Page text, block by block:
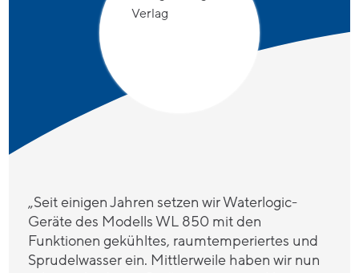
„Seit einigen Jahren setzen wir Waterlogic-
Geräte des Modells WL 850 mit den
Funktionen gekühltes, raumtemperiertes und
Sprudelwasser ein. Mittlerweile haben wir nun